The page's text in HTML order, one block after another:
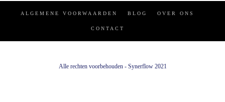
ALGEMENE VOORWAARDEN BLOG OVER ONS
CONTACT
Alle rechten voorbehouden - Synerflow 2021